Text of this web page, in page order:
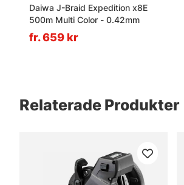
Daiwa J-Braid Expedition x8E
500m Multi Color - 0.42mm
fr. 659 kr
Relaterade Produkter